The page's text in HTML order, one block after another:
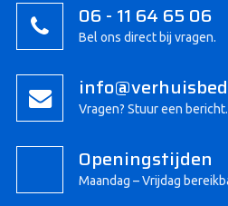
06 - 11 64 65 06
Bel ons direct bij vragen.
Vragen? Stuur een bericht.
Openingstijden
Maandag – Vrijdag